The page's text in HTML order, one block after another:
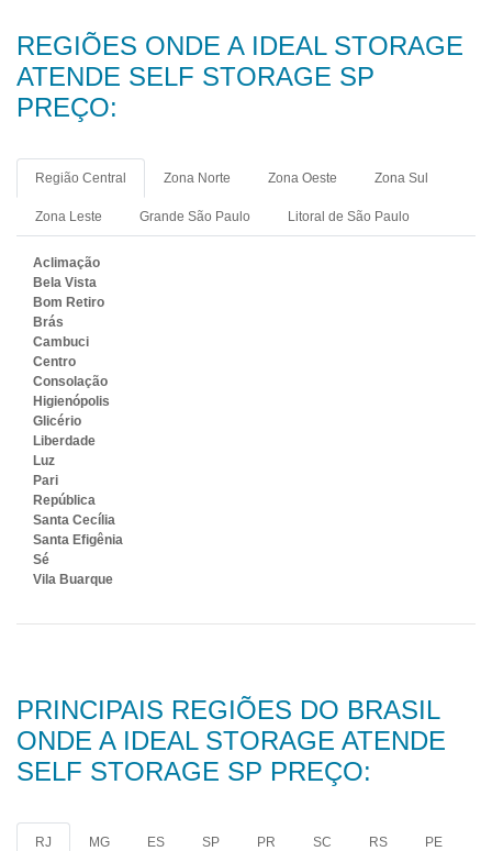
REGIÕES ONDE A IDEAL STORAGE
ATENDE SELF STORAGE SP
PREÇO:
Região Central Zona Norte Zona Oeste Zona Sul
Zona Leste Grande São Paulo Litoral de São Paulo
Aclimação
Bela Vista
Bom Retiro
Brás
Cambuci
Centro
Consolação
Higienópolis
Glicério
Liberdade
Luz
Pari
República
Santa Cecília
Santa Efigênia
Sé
Vila Buarque
PRINCIPAIS REGIÕES DO BRASIL
ONDE A IDEAL STORAGE ATENDE
SELF STORAGE SP PREÇO:
RJ MG ES SP PR SC RS PE